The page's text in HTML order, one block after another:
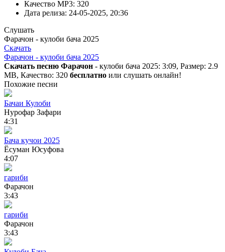
Качество MP3: 320
Дата релиза: 24-05-2025, 20:36
Слушать
Фарачон - кулоби бача 2025
Скачать
Фарачон - кулоби бача 2025
Скачать песню Фарачон - кулоби бача 2025: 3:09, Размер: 2.9
MB, Качество: 320 бесплатно или слушать онлайн!
Похожие песни
Бачаи Кулоби
Нурофар Зафари
4:31
Бача кучои 2025
Ёсуман Юсуфова
4:07
гариби
Фарачон
3:43
гариби
Фарачон
3:43